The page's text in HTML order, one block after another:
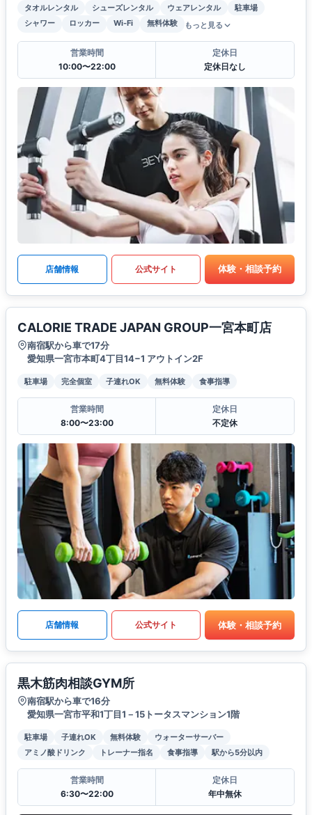
タオルレンタル シューズレンタル ウェアレンタル
駐車場
シャワー
ロッカー Wi-Fi 無料体験 もっと見る
営業時間
10:00〜22:00
定休日
定休日なし
店舗情報 公式サイト 体験・相談予約
CALORIE TRADE JAPAN GROUP一宮本町店
南宿駅から車で17分
愛知県一宮市本町4丁目14−1 アウトイン2F
駐車場 完全個室 子連れOK 無料体験 食事指導
営業時間
8:00〜23:00
定休日
不定休
店舗情報 公式サイト 体験・相談予約
黒木筋肉相談GYM所
南宿駅から車で16分
愛知県一宮市平和1丁目1－15トータスマンション1階
駐車場 子連れOK 無料体験
ウォーターサーバー
アミノ酸ドリンク
トレーナー指名 食事指導 駅から5分以内
営業時間
6:30〜22:00
定休日
年中無休